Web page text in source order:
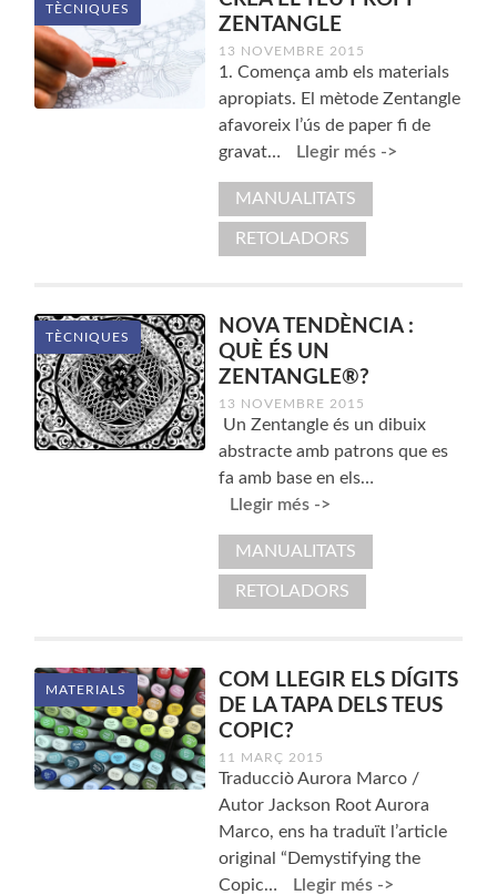
TÈCNIQUES
ZENTANGLE
13 NOVEMBRE 2015
1. Comença amb els materials
apropiats. El mètode Zentangle
afavoreix l’ús de paper fi de
gravat…
Llegir més ->
MANUALITATS
RETOLADORS
TÈCNIQUES
NOVA TENDÈNCIA :
QUÈ ÉS UN
ZENTANGLE®?
13 NOVEMBRE 2015
Un Zentangle és un dibuix
abstracte amb patrons que es
fa amb base en els…
Llegir més ->
MANUALITATS
RETOLADORS
MATERIALS
COM LLEGIR ELS DÍGITS
DE LA TAPA DELS TEUS
COPIC?
11 MARÇ 2015
Traducciò Aurora Marco /
Autor Jackson Root Aurora
Marco, ens ha traduït l’article
original “Demystifying the
Copic…
Llegir més ->